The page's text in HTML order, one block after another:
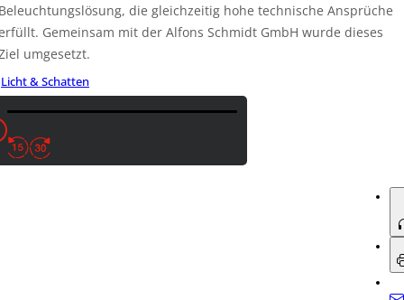
die gleichzeitig hohe technische Ansprüche
Gemeinsam mit der Alfons Schmidt GmbH wurde dieses
umgesetzt.
Licht & Schatten